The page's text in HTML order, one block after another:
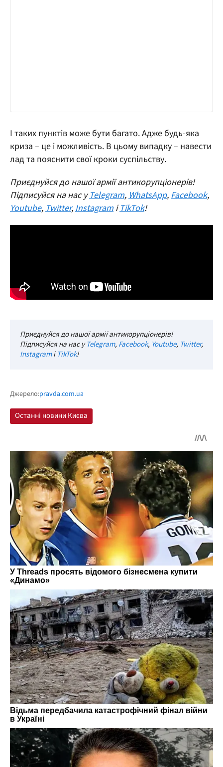
І таких пунктів може бути багато. Адже будь-яка
криза – це і можливість. В цьому випадку – навести
лад та пояснити свої кроки суспільству.
Приєднуйся до нашої армії антикорупціонерів!
Підписуйся на нас уTelegram,WhatsApp,Facebook,
Youtube,Twitter,Instagram іTikTok!
Приєднуйся до нашої армії антикорупціонерів!
Підписуйся на нас уTelegram, Facebook, Youtube, Twitter,
InstagramіTikTok!
Джерело:pravda.com.ua
Останні новини Києва